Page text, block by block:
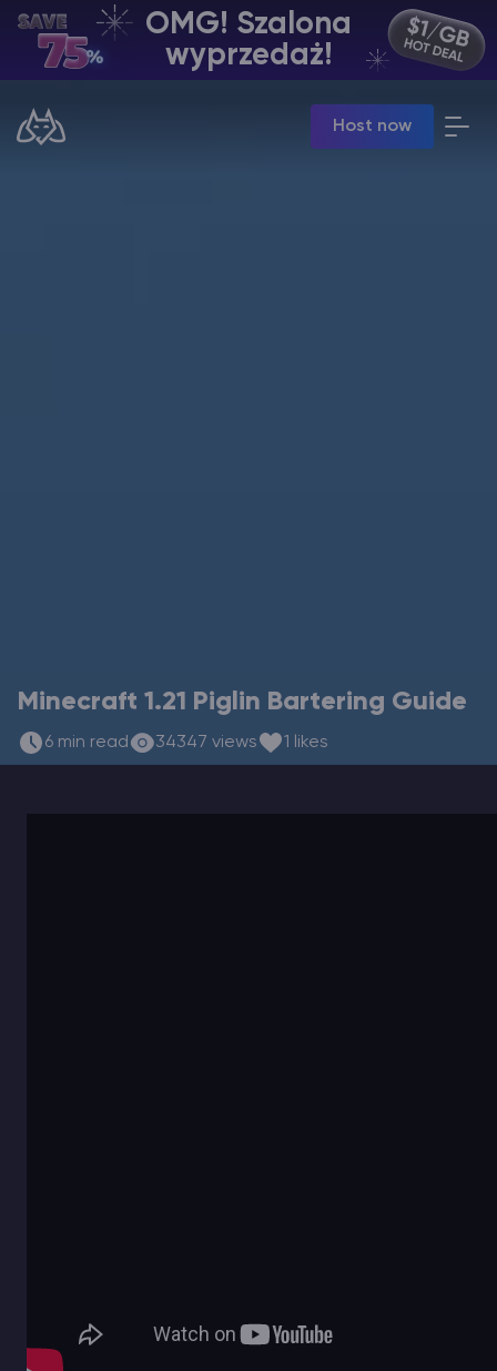
OMG! Szalona
wyprzedaż!
Host now
PL | USD
Manage your servers & payments
Minecraft 1.21 Piglin Bartering Guide
6 min read 34347 views 1 likes